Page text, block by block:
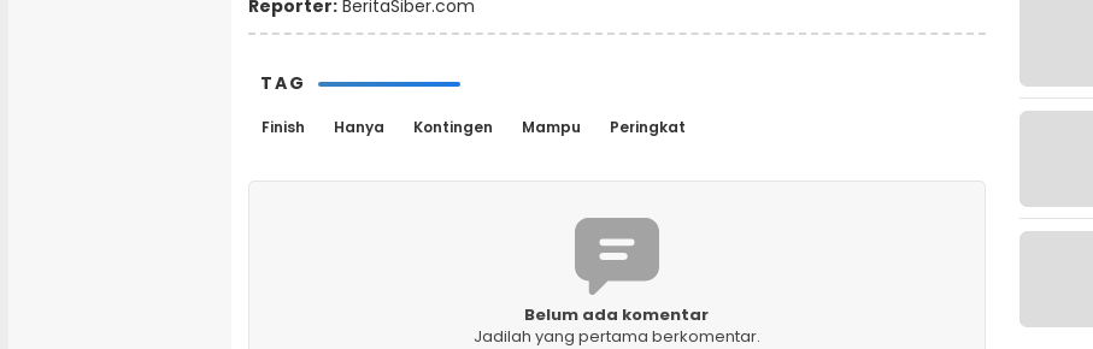
Reporter: BeritaSiber.com
TAG
Finish Hanya Kontingen Mampu Peringkat
Belum ada komentar
Jadilah yang pertama berkomentar.